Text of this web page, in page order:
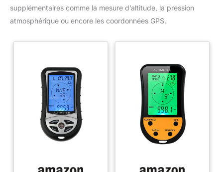
supplémentaires comme la mesure d’altitude, la pression
atmosphérique ou encore les coordonnées GPS.